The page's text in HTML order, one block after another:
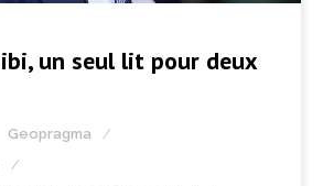
un seul lit pour deux
Geopragma